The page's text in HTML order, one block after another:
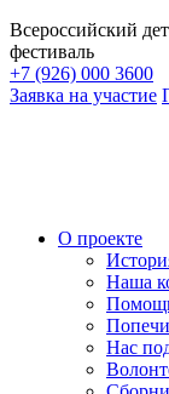
Всероссийский
фестиваль
+7 (926) 000 3600
Заявка на участие
О проекте
Наша
Нас